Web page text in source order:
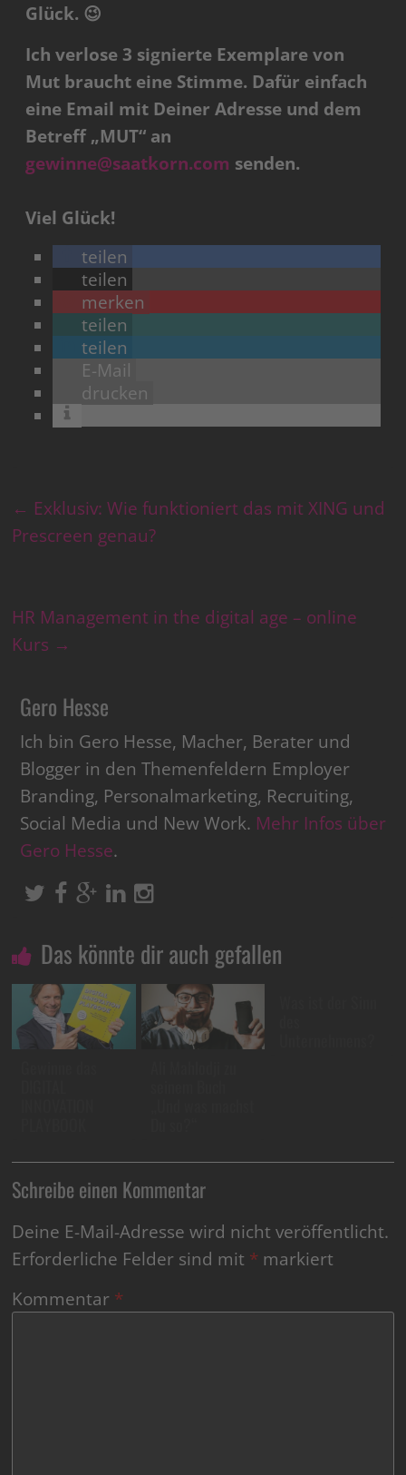
Glück. 😉
Ich verlose 3 signierte Exemplare von
Mut braucht eine Stimme. Dafür einfach
eine Email mit Deiner Adresse und dem
Betreff „MUT“ an
gewinne@saatkorn.com senden.
Viel Glück!
teilen
teilen
merken
teilen
teilen
E-Mail
drucken
← Exklusiv: Wie funktioniert das mit XING und
Prescreen genau?
HR Management in the digital age – online
Kurs →
Gero Hesse
Ich bin Gero Hesse, Macher, Berater und
Blogger in den Themenfeldern Employer
Branding, Personalmarketing, Recruiting,
Social Media und New Work. Mehr Infos über
Gero Hesse.
Das könnte dir auch gefallen
Schreibe einen Kommentar
Deine E-Mail-Adresse wird nicht veröffentlicht.
Erforderliche Felder sind mit * markiert
Kommentar *